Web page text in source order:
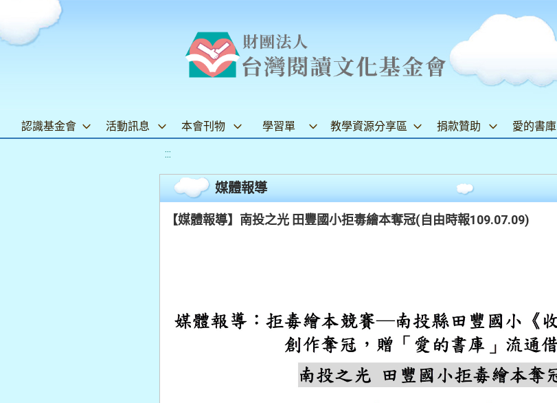
認識基金會 活動訊息 本會刊物 學習單 教學資源分享區 捐款贊助 愛的書庫
:::
媒體報導
【媒體報導】南投之光 田豐國小拒毒繪本奪冠(自由時報109.07.09)